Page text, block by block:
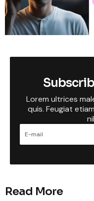
Lorem ultrices
quis. Feugiat
Read More